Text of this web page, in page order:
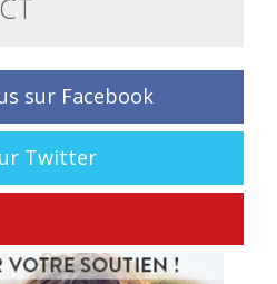
sur Facebook
Twitter